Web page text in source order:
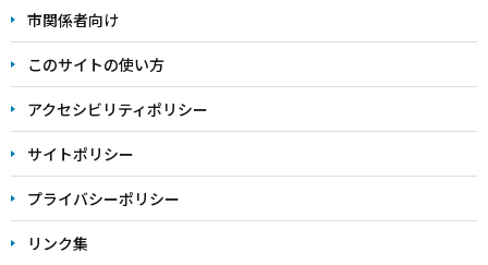
こ
ま
で
市関係者向け
このサイトの使い方
アクセシビリティポリシー
サイトポリシー
プライバシーポリシー
リンク集